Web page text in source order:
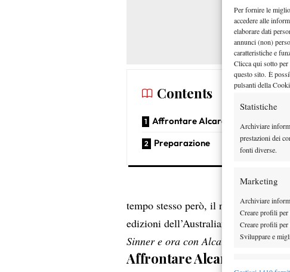
Per fornire le
accedere alle
elaborare dati
annunci (non)
caratteristiche e
Clicca qui sotto per
questo sito. È
pulsanti della
Statistiche
Archiviare
prestazioni dei
fonti diverse.
Marketing
Archiviare
Creare profili per
Creare profili per
Sviluppare e
Funzionalità
Contents
Affrontare Alcaraz
Preparazione
tempo stesso però, il nativo di
edizioni dell’Australian Open: “Ho
Sinner e ora con Alcaraz. Meglio
Affrontare Alcaraz